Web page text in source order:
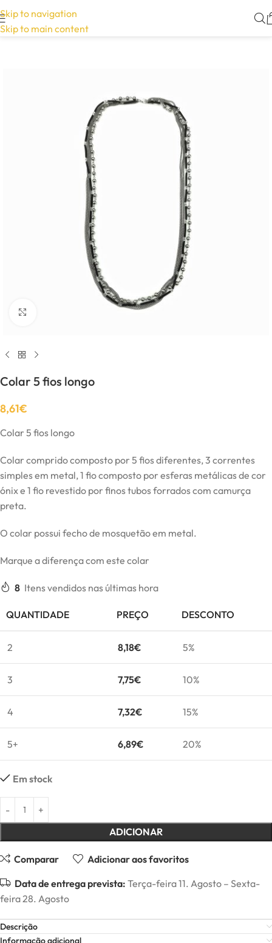
Skip to navigation
Skip to main content
Colar 5 fios longo
8,61€
Colar 5 fios longo
Colar comprido composto por 5 fios diferentes, 3 correntes
simples em metal, 1 fio composto por esferas metálicas de cor
ónix e 1 fio revestido por finos tubos forrados com camurça
preta.
O colar possui fecho de mosquetão em metal.
Marque a diferença com este colar
8 Itens vendidos nas últimas hora
QUANTIDADE PREÇO DESCONTO
2 8,18€ 5%
3 7,75€ 10%
4 7,32€ 15%
5+ 6,89€ 20%
Em stock
ADICIONAR
Comparar Adicionar aos favoritos
Data de entrega prevista: Terça-feira 11. Agosto – Sexta-
feira 28. Agosto
Descrição
Informação adicional